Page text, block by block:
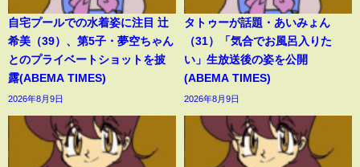
自宅プールでの水着姿に注目 辻
希美（39）、第5子・夢空ちゃん
とのプライベートショットを披
露(ABEMA TIMES)
2026年8月9日
タトゥーが話題・あいみょん
（31）「気合でお風呂入りた
い」生放送後の姿を公開
(ABEMA TIMES)
2026年8月9日